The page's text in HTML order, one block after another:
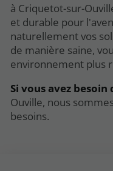
à Criquetot-sur-
et durable pour
naturellement vos
de manière saine,
environnement plus
Si vous avez
Ouville, nous
besoins.